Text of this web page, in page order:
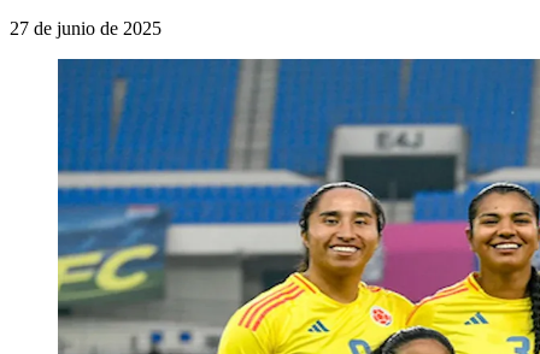
27 de junio de 2025